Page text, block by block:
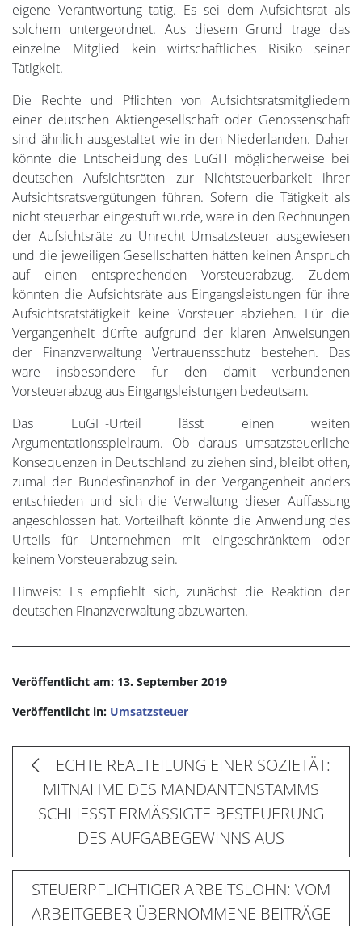
eigene Verantwortung tätig. Es sei dem Aufsichtsrat als
solchem untergeordnet. Aus diesem Grund trage das
einzelne Mitglied kein wirtschaftliches Risiko seiner
Tätigkeit.
Die Rechte und Pflichten von Aufsichtsratsmitgliedern
einer deutschen Aktiengesellschaft oder Genossenschaft
sind ähnlich ausgestaltet wie in den Niederlanden. Daher
könnte die Entscheidung des EuGH möglicherweise bei
deutschen Aufsichtsräten zur Nichtsteuerbarkeit ihrer
Aufsichtsratsvergütungen führen. Sofern die Tätigkeit als
nicht steuerbar eingestuft würde, wäre in den Rechnungen
der Aufsichtsräte zu Unrecht Umsatzsteuer ausgewiesen
und die jeweiligen Gesellschaften hätten keinen Anspruch
auf einen entsprechenden Vorsteuerabzug. Zudem
könnten die Aufsichtsräte aus Eingangsleistungen für ihre
Aufsichtsratstätigkeit keine Vorsteuer abziehen. Für die
Vergangenheit dürfte aufgrund der klaren Anweisungen
der Finanzverwaltung Vertrauensschutz bestehen. Das
wäre insbesondere für den damit verbundenen
Vorsteuerabzug aus Eingangsleistungen bedeutsam.
Das EuGH-Urteil lässt einen weiten
Argumentationsspielraum. Ob daraus umsatzsteuerliche
Konsequenzen in Deutschland zu ziehen sind, bleibt offen,
zumal der Bundesfinanzhof in der Vergangenheit anders
entschieden und sich die Verwaltung dieser Auffassung
angeschlossen hat. Vorteilhaft könnte die Anwendung des
Urteils für Unternehmen mit eingeschränktem oder
keinem Vorsteuerabzug sein.
Hinweis: Es empfiehlt sich, zunächst die Reaktion der
deutschen Finanzverwaltung abzuwarten.
Veröffentlicht am: 13. September 2019
Veröffentlicht in: Umsatzsteuer
ECHTE REALTEILUNG EINER SOZIETÄT:
MITNAHME DES MANDANTENSTAMMS
SCHLIESST ERMÄSSIGTE BESTEUERUNG
DES AUFGABEGEWINNS AUS
STEUERPFLICHTIGER ARBEITSLOHN: VOM
ARBEITGEBER ÜBERNOMMENE BEITRÄGE